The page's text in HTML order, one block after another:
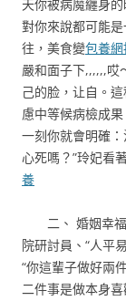
天你被病魔纏身
對你來說都可能
往，美食變包養
嚴和面子下,,,,,,哎
己的脸，让自。
慮中等候病檢成
一刻你就會明確
心死嗎？”玲妃看
養
二、 婚姻幸福
院研討員、“人平
“你這輩子做好兩
二件事是做本身喜